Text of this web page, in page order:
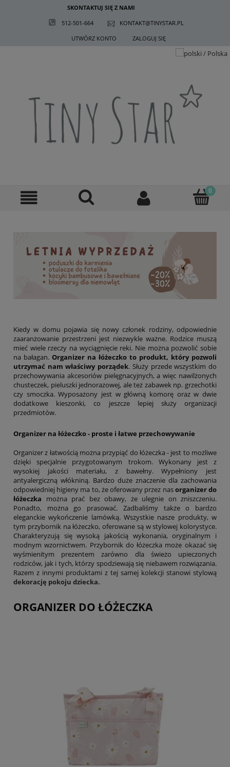
SKONTAKTUJ SIĘ Z NAMI
512-501-664
KONTAKT@TINYSTAR.PL
UTWÓRZ KONTO
ZALOGUJ SIĘ
Kiedy w domu pojawia się nowy członek rodziny, odpowiednie
zaaranżowanie przestrzeni jest niezwykle ważne. Rodzice muszą
mieć wiele rzeczy na wyciągnięcie reki. Nie można pozwolić sobie
na bałagan. Organizer na łóżeczko to produkt, który pozwoli
utrzymać nam właściwy porządek. Służy przede wszystkim do
przechowywania akcesoriów pielęgnacyjnych, a więc nawilżonych
chusteczek, pieluszki jednorazowej, ale też zabawek np. grzechotki
czy smoczka. Wyposażony jest w główną komorę oraz w dwie
dodatkowe kieszonki, co jeszcze lepiej służy organizacji
przedmiotów.
Organizer na łóżeczko - proste i łatwe przechowywanie
Organizer z łatwością można przypiąć do łóżeczka - jest to możliwe
dzięki specjalnie przygotowanym trokom. Wykonany jest z
wysokiej jakości materiału, z bawełny. Wypełniony jest
antyalergiczną włókniną. Bardzo duże znaczenie dla zachowania
odpowiedniej higieny ma to, że oferowany przez nasorganizer do
łóżeczka można prać bez obawy, że ulegnie on zniszczeniu.
Ponadto, można go prasować. Zadbaliśmy także o bardzo
eleganckie wykończenie lamówką. Wszystkie nasze produkty, w
tym przybornik na łóżeczko, oferowane są w stylowej kolorystyce.
Charakteryzują się wysoką jakością wykonania, oryginalnym i
modnym wzornictwem. Przybornik do łóżeczka może okazać się
wyśmienitym prezentem zarówno dla świeżo upieczonych
rodziców, jak i tych, którzy spodziewają się niebawem rozwiązania.
Razem z innymi produktami z tej samej kolekcji stanowi stylową
dekorację pokoju dziecka.
ORGANIZER DO ŁÓŻECZKA